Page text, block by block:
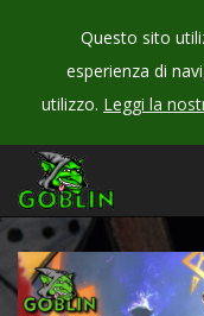
Questo sito
esperienza di
utilizzo. Leggi la